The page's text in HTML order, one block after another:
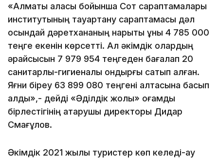
«Алматы қаласы бойынша Сот сараптамалары
институтының тауартану сараптамасы дәл
осындай дәретхананың нарықтық құны 4 785 000
теңге екенін көрсетті. Ал әкімдік олардың
әрқайсысын 7 979 954 теңгеден бағалап 20
санитарлық-гигиеналық қондырғы сатып алған.
Яғни біреу 63 899 080 теңгені қалтасына басып
алды»,- дейді «Әділдік жолы» қоғамдық
бірлестігінің атқарушы директоры Дидар
Смағұлов.
Әкімдік 2021 жылы туристер көп келеді-ау